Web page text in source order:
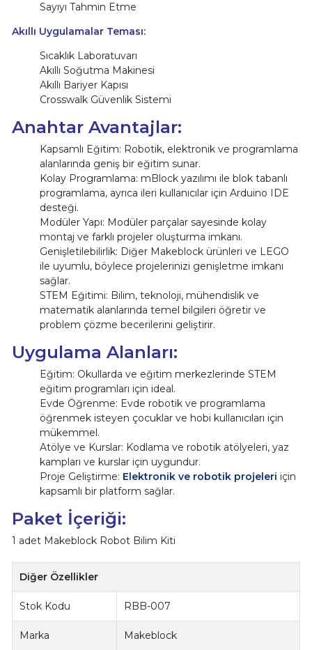
Sayıyı Tahmin Etme
Akıllı Uygulamalar Teması:
Sıcaklık Laboratuvarı
Akıllı Soğutma Makinesi
Akıllı Bariyer Kapısı
Crosswalk Güvenlik Sistemi
Anahtar Avantajlar:
Kapsamlı Eğitim: Robotik, elektronik ve programlama
alanlarında geniş bir eğitim sunar.
Kolay Programlama: mBlock yazılımı ile blok tabanlı
programlama, ayrıca ileri kullanıcılar için Arduino IDE
desteği.
Modüler Yapı: Modüler parçalar sayesinde kolay
montaj ve farklı projeler oluşturma imkanı.
Genişletilebilirlik: Diğer Makeblock ürünleri ve LEGO
ile uyumlu, böylece projelerinizi genişletme imkanı
sağlar.
STEM Eğitimi: Bilim, teknoloji, mühendislik ve
matematik alanlarında temel bilgileri öğretir ve
problem çözme becerilerini geliştirir.
Uygulama Alanları:
Eğitim: Okullarda ve eğitim merkezlerinde STEM
eğitim programları için ideal.
Evde Öğrenme: Evde robotik ve programlama
öğrenmek isteyen çocuklar ve hobi kullanıcıları için
mükemmel.
Atölye ve Kurslar: Kodlama ve robotik atölyeleri, yaz
kampları ve kurslar için uygundur.
Proje Geliştirme: Elektronik ve robotik projeleri için
kapsamlı bir platform sağlar.
Paket İçeriği:
1 adet Makeblock Robot Bilim Kiti
Diğer Özellikler
Stok Kodu RBB-007
Marka Makeblock